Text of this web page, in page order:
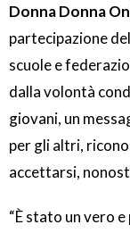
Donna Donna
partecipazione
scuole e
dalla volontà
giovani, un
per gli altri,
accettarsi,
“È stato un vero